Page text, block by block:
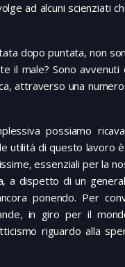
ad alcuni scienziati
dopo puntata, non
il male? Sono
attraverso una
possiamo
utilità di questo lavoro
essenziali per la
a dispetto di un
ponendo. Per
in giro per il
riguardo alla